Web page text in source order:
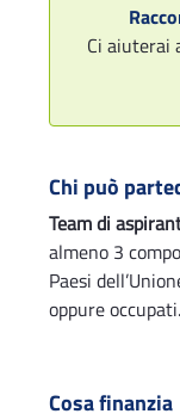
Ci aiuterai
Chi può
Team di
almeno 3
Paesi
oppure occupati.
Cosa finanzia